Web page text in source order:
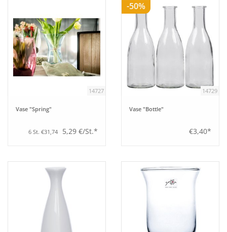
Buffet
Fingerfood
Einrichtung
Berufsbekleidung
14727
Vase "Spring"
6 St. €31,74 5,29 €/St.*
-50%
14729
Vase "Bottle"
€3,40*